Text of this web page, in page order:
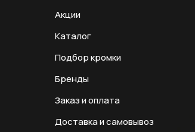
Акции
Каталог
Подбор кромки
Бренды
Заказ и оплата
Доставка и самовывоз